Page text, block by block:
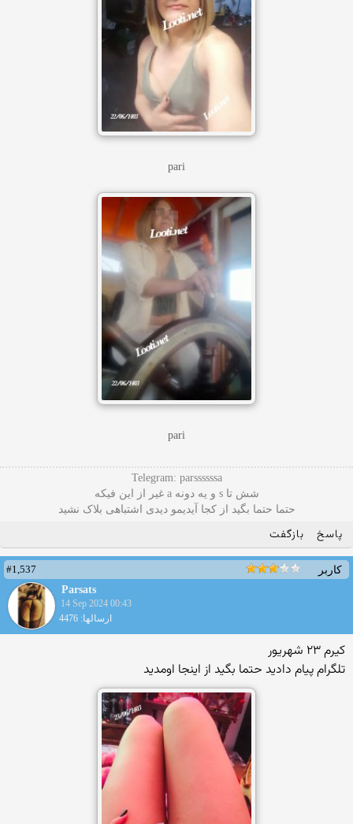
pari
pari
Telegram: parssssssa
شش تا s و یه دونه a غیر از این فیکه
حتما حتما بگید از کجا آیدیمو دیدی اشتباهی بلاک نشید
پاسخ بازگفت
کاربر
#1,537
Parsats
14 Sep 2024 00:43
ارسالها: 4476
کیرم ۲۳ شهریور
تلگرام پیام دادید حتما بگید از اینجا اومدید